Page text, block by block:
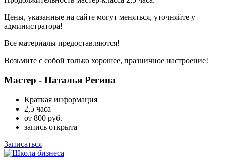
Цены, указанные на сайте могут меняться, уточняйте у
администратора!
Все материалы предоставляются!
Возьмите с собой только хорошее, празничное настроение!
Мастер - Наталья Регина
Краткая информация
2,5 часа
от 800 руб.
запись открыта
Записаться